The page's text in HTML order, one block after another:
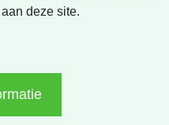
deze site.